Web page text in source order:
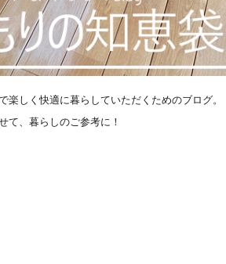
楽しく快適に暮らしていただくためのブログ。
て、暮らしのご参考に！